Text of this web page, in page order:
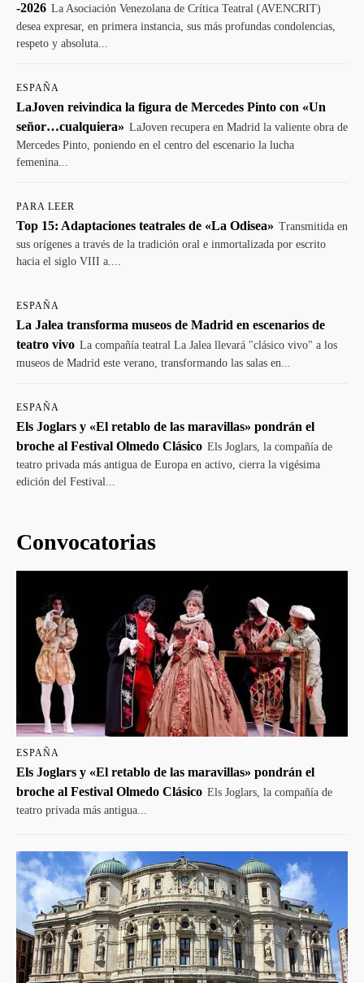
-2026 La Asociación Venezolana de Crítica Teatral (AVENCRIT)
desea expresar, en primera instancia, sus más profundas condolencias,
respeto y absoluta...
ESPAÑA
LaJoven reivindica la figura de Mercedes Pinto con «Un
señor…cualquiera» LaJoven recupera en Madrid la valiente obra de
Mercedes Pinto, poniendo en el centro del escenario la lucha
femenina...
PARA LEER
Top 15: Adaptaciones teatrales de «La Odisea» Transmitida en
sus orígenes a través de la tradición oral e inmortalizada por escrito
hacia el siglo VIII a....
ESPAÑA
La Jalea transforma museos de Madrid en escenarios de
teatro vivo La compañía teatral La Jalea llevará "clásico vivo" a los
museos de Madrid este verano, transformando las salas en...
ESPAÑA
Els Joglars y «El retablo de las maravillas» pondrán el
broche al Festival Olmedo Clásico Els Joglars, la compañía de
teatro privada más antigua de Europa en activo, cierra la vigésima
edición del Festival...
Convocatorias
ESPAÑA
Els Joglars y «El retablo de las maravillas» pondrán el
broche al Festival Olmedo Clásico Els Joglars, la compañía de
teatro privada más antigua...